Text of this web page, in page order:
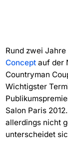
Rund zwei
Conceptauf der
Countryman
Wichtigster
Salon Paris
allerdings nicht
unterscheidet